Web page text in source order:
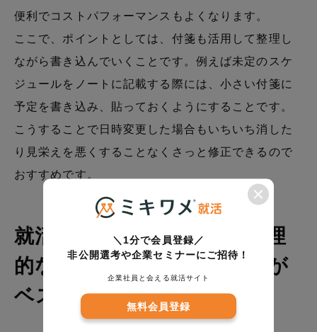
便利でコストパフォーマンスもよくなります。
ここで、ポイントとしては、付箋も活用して整理し
ながら書き込んでいくことです。例えば未定のスケ
ジュールをノートに記載する際には、小さい付箋に
予定を書き込み、貼っておくようにすることです。
こうすることで日時変更した場合もいちいち消した
り見栄えを悪くすることなくさっと修正できるので
おすすめです。
就活スケジュール管理は合理
的なアプリとノートの併用が
ベスト
＼1分で会員登録／
非公開選考や企業セミナーにご招待！
企業社員と会える就活サイト
無料会員登録